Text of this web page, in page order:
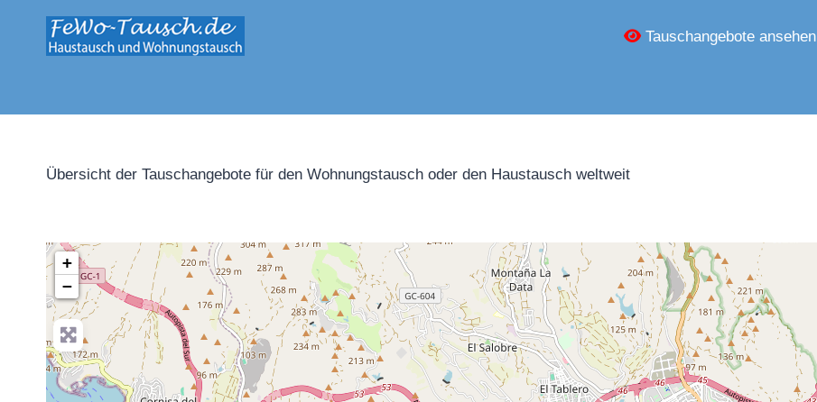
springen
Tauschangebote ansehen
Übersicht der Tauschangebote für den Wohnungstausch oder den Haustausch weltweit
+
−